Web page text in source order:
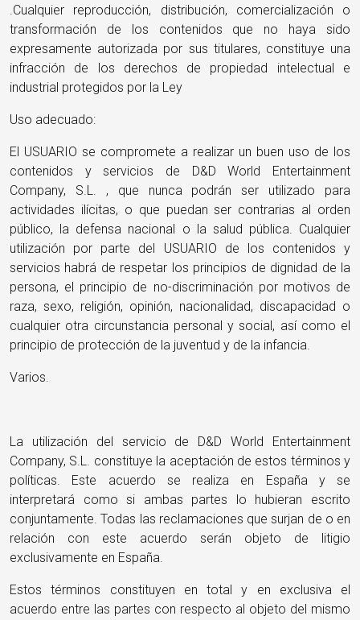
.Cualquier reproducción, distribución, comercialización o
transformación de los contenidos que no haya sido
expresamente autorizada por sus titulares, constituye una
infracción de los derechos de propiedad intelectual e
industrial protegidos por la Ley
Uso adecuado:
El USUARIO se compromete a realizar un buen uso de los
contenidos y servicios de D&D World Entertainment
Company, S.L. , que nunca podrán ser utilizado para
actividades ilícitas, o que puedan ser contrarias al orden
público, la defensa nacional o la salud pública. Cualquier
utilización por parte del USUARIO de los contenidos y
servicios habrá de respetar los principios de dignidad de la
persona, el principio de no-discriminación por motivos de
raza, sexo, religión, opinión, nacionalidad, discapacidad o
cualquier otra circunstancia personal y social, así como el
principio de protección de la juventud y de la infancia.
Varios.
La utilización del servicio de D&D World Entertainment
Company, S.L. constituye la aceptación de estos términos y
políticas. Este acuerdo se realiza en España y se
interpretará como si ambas partes lo hubieran escrito
conjuntamente. Todas las reclamaciones que surjan de o en
relación con este acuerdo serán objeto de litigio
exclusivamente en España.
Estos términos constituyen en total y en exclusiva el
acuerdo entre las partes con respecto al objeto del mismo